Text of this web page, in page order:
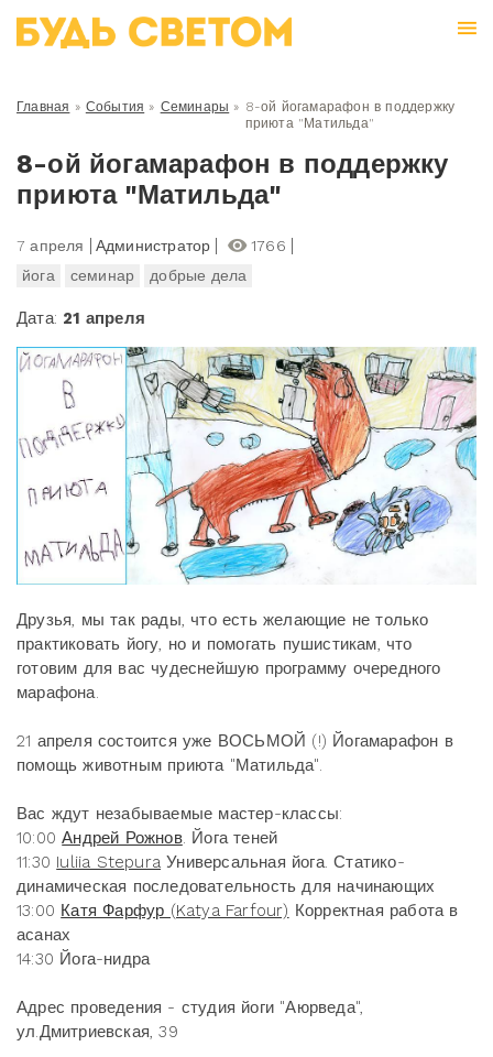
Главная » События » Семинары » 8-ой йогамарафон в поддержку
приюта "Матильда"
8-ой йогамарафон в поддержку
приюта "Матильда"
7 апреля Администратор
1766
йога
семинар добрые дела
Дата: 21 апреля
Друзья, мы так рады, что есть желающие не только
практиковать йогу, но и помогать пушистикам, что
готовим для вас чудеснейшую программу очередного
марафона.
21 апреля состоится уже ВОСЬМОЙ (!) Йогамарафон в
помощь животным приюта "Матильда".
Вас ждут незабываемые мастер-классы:
10:00Андрей Рожнов. Йога теней
11:30 Iuliia Stepura Универсальная йога. Статико-
динамическая последовательность для начинающих
13:00 Катя Фарфур (Katya Farfour) Корректная работа в
асанах
14:30 Йога-нидра
Адрес проведения - студия йоги "Аюрведа",
ул.Дмитриевская, 39